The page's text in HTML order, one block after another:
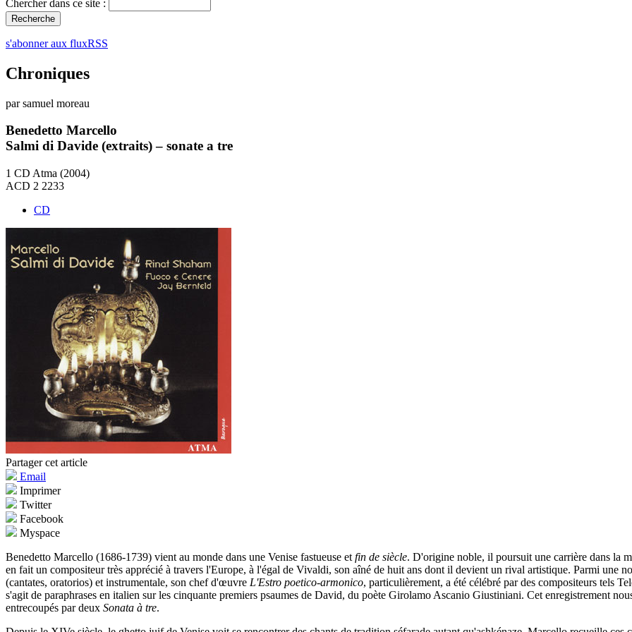
Chercher dans ce site :
s'abonner aux fluxRSS
Chroniques
par samuel moreau
Benedetto Marcello
Salmi di Davide (extraits) – sonate a tre
1 CD Atma (2004)
ACD 2 2233
CD
Partager cet article
Email
Imprimer
Twitter
Facebook
Myspace
Benedetto Marcello (1686-1739) vient au monde dans une Venise fastueuse et fin de siècle. D'origine noble, il poursuit une carrière dans la
en fait un compositeur très apprécié à travers l'Europe, à l'égal de Vivaldi, son aîné de huit ans dont il devient un rival artistique. Parmi une
(cantates, oratorios) et instrumentale, son chef d'œuvre L'Estro poetico-armonico, particulièrement, a été célébré par des compositeurs tels
s'agit de paraphrases en italien sur les cinquante premiers psaumes de David, du poète Girolamo Ascanio Giustiniani. Cet enregistrement
entrecoupés par deux Sonata à tre.